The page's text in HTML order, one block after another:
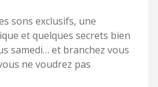
sons exclusifs, une
et quelques secrets bien
samedi… et branchez vous
ne voudrez pas